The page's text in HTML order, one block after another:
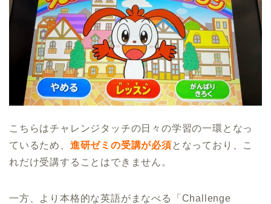
こちらはチャレンジタッチの日々の学習の一環となっ
ているため、 進研ゼミの受講が必須となっており、こ
れだけ受講することはできません。
一方、より本格的な英語がまなべる「Challenge